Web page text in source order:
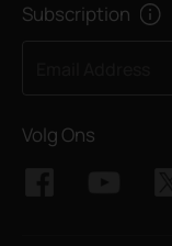
Subscription
Volg Ons